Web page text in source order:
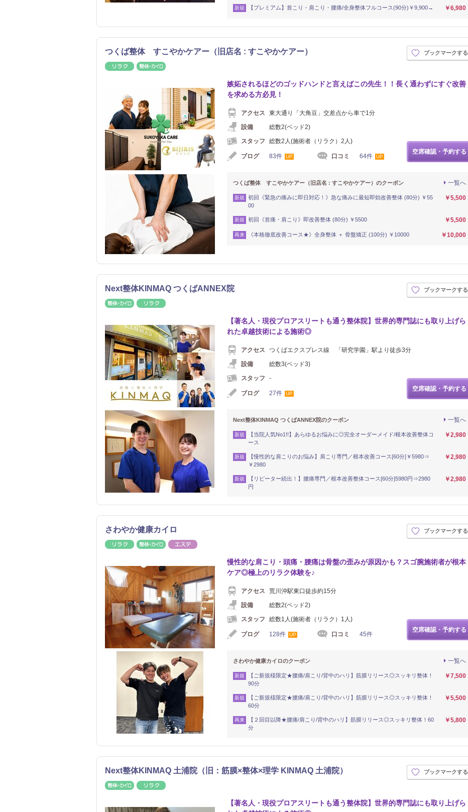
新規 【プレミアム】首こり・肩こり・腰痛/全身整体フルコース(90分)￥9,900→ ￥6,980
つくば整体 すこやかケアー（旧店名 : すこやかケアー）
リラク
ブックマークする
嫉妬されるほどのゴッドハンドと言えばこの先生！！長く通わずにすぐ改善
を求める方必見！
アクセス
東大通り「大角豆」交差点から車で1分
設備
総数2(ベッド2)
スタッフ
総数2人(施術者（リラク）2人)
ブログ 83件 UP 口コミ 64件 UP
空席確認・予約する
一覧へ
つくば整体 すこやかケアー（旧店名 : すこやかケアー）のクーポン
新規
初回《緊急の痛みに即日対応！》急な痛みに最短即効改善整体 (80分) ￥55
00
￥5,500
新規 初回《首痛・肩こり》即改善整体 (80分) ￥5500 ￥5,500
再来 《本格徹底改善コース★》全身整体 ＋ 骨盤矯正 (100分) ￥10000 ￥10,000
Next整体KINMAQ つくばANNEX院
整体・カイロ
ブックマークする
【著名人・現役プロアスリートも通う整体院】世界的専門誌にも取り上げら
れた卓越技術による施術◎
アクセス
つくばエクスプレス線 「研究学園」駅より徒歩3分
設備
総数3(ベッド3)
スタッフ
-
ブログ 27件 UP
空席確認・予約する
一覧へ
Next整体KINMAQ つくばANNEX院のクーポン
新規
【当院人気No1!!】あらゆるお悩みに◎完全オーダーメイド/根本改善整体コ
ース
￥2,980
新規
【慢性的な肩こりのお悩み】肩こり専門／根本改善コース[60分]￥5980⇒
￥2980
￥2,980
新規
【リピーター続出！】腰痛専門／根本改善整体コース[60分]5980円⇒2980
円
￥2,980
さわやか健康カイロ
リラク 整体・カイロ
ブックマークする
慢性的な肩こり・頭痛・腰痛は骨盤の歪みが原因かも？スゴ腕施術者が根本
ケア◎極上のリラク体験を♪
アクセス
荒川沖駅東口徒歩約15分
設備
総数2(ベッド2)
スタッフ
総数1人(施術者（リラク）1人)
ブログ 128件 UP 口コミ 45件
空席確認・予約する
一覧へ
さわやか健康カイロのクーポン
新規
【ご新規様限定★腰痛/肩こり/背中のハリ】筋膜リリース◎スッキリ整体！
90分
￥7,500
新規
【ご新規様限定★腰痛/肩こり/背中のハリ】筋膜リリース◎スッキリ整体！
60分
￥5,500
再来
【２回目以降★腰痛/肩こり/背中のハリ】筋膜リリース◎スッキリ整体！60
分
￥5,800
Next整体KINMAQ 土浦院（旧：筋膜×整体×理学 KINMAQ 土浦院）
整体・カイロ
ブックマークする
【著名人・現役プロアスリートも通う整体院】世界的専門誌にも取り上げら